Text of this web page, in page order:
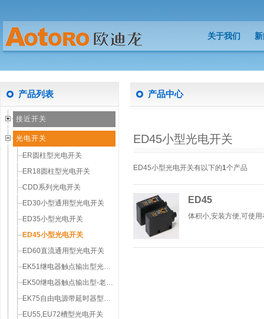
关于我们
产品列表
接近开关
光电开关
ER圆柱型光电开关
ER18圆柱型光电开关
CDD系列光电开关
ED30小型通用型光电开关
ED35小型光电开关
ED45小型光电开关
ED60直流通用型光电开关
EK51继电器触点输出型光电开关
EK50继电器触点输出型-老款经济型
EK75自由电源带延时器型光电开关
EU55,EU72槽型光电开关
产品中心
ED45小型光电开关
ED45小型光电开关有以下的1个产品
ED45
体积小,安装方便,可使